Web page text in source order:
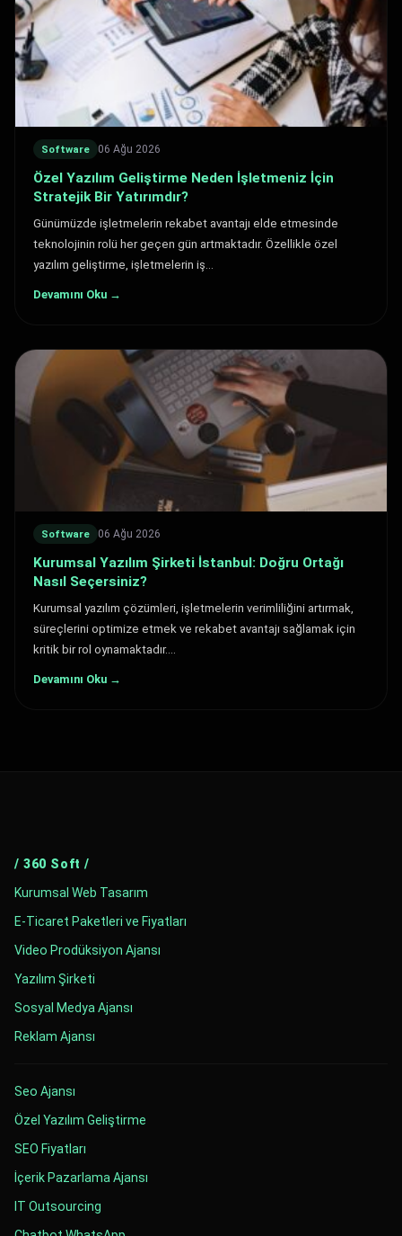
Software 06 Ağu 2026
Özel Yazılım Geliştirme Neden İşletmeniz İçin
Stratejik Bir Yatırımdır?
Günümüzde işletmelerin rekabet avantajı elde etmesinde
teknolojinin rolü her geçen gün artmaktadır. Özellikle özel
yazılım geliştirme, işletmelerin iş…
Devamını Oku →
Software 06 Ağu 2026
Kurumsal Yazılım Şirketi İstanbul: Doğru Ortağı
Nasıl Seçersiniz?
Kurumsal yazılım çözümleri, işletmelerin verimliliğini artırmak,
süreçlerini optimize etmek ve rekabet avantajı sağlamak için
kritik bir rol oynamaktadır.…
Devamını Oku →
/ 360 Soft /
Kurumsal Web Tasarım
E-Ticaret Paketleri ve Fiyatları
Video Prodüksiyon Ajansı
Yazılım Şirketi
Sosyal Medya Ajansı
Reklam Ajansı
Seo Ajansı
Özel Yazılım Geliştirme
SEO Fiyatları
İçerik Pazarlama Ajansı
IT Outsourcing